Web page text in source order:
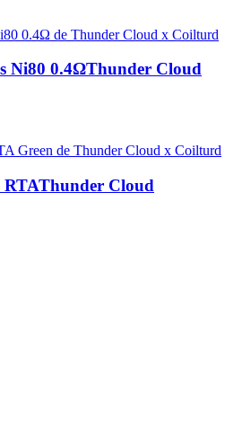
Ni80 0.4ΩThunder Cloud
RTAThunder Cloud